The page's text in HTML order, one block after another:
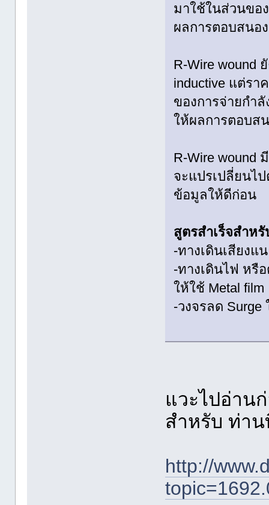
มาใช้ในส่วนขอ
ผลการตอบสนอ
R-Wire wound
inductive แต่รา
ของการจ่ายกำ
ให้ผลการตอบส
R-Wire wound
จะแปรเปลี่ยนไ
ข้อมูลให้ดีก่อน
สูตรสำเร็จสำห
-ทางเดินเสียงแ
-ทางเดินไฟ หรื
ให้ใช้ Metal film
-วงจรลด
แวะไปอ่าน
สำหรับ ท่าน
http://